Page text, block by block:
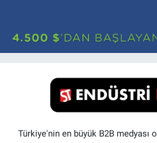
Türkiye'nin en büyük B2B medyası